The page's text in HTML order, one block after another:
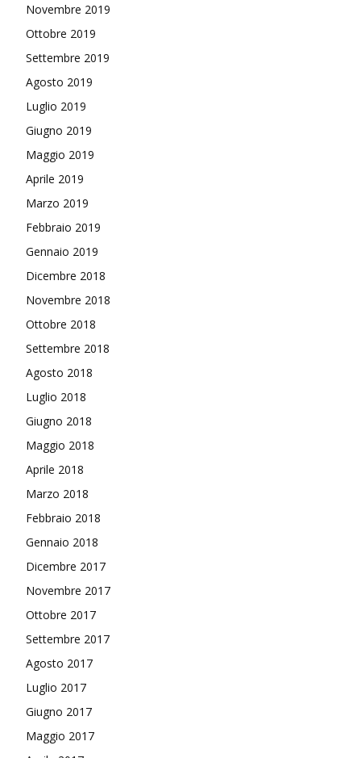
Novembre 2019
Ottobre 2019
Settembre 2019
Agosto 2019
Luglio 2019
Giugno 2019
Maggio 2019
Aprile 2019
Marzo 2019
Febbraio 2019
Gennaio 2019
Dicembre 2018
Novembre 2018
Ottobre 2018
Settembre 2018
Agosto 2018
Luglio 2018
Giugno 2018
Maggio 2018
Aprile 2018
Marzo 2018
Febbraio 2018
Gennaio 2018
Dicembre 2017
Novembre 2017
Ottobre 2017
Settembre 2017
Agosto 2017
Luglio 2017
Giugno 2017
Maggio 2017